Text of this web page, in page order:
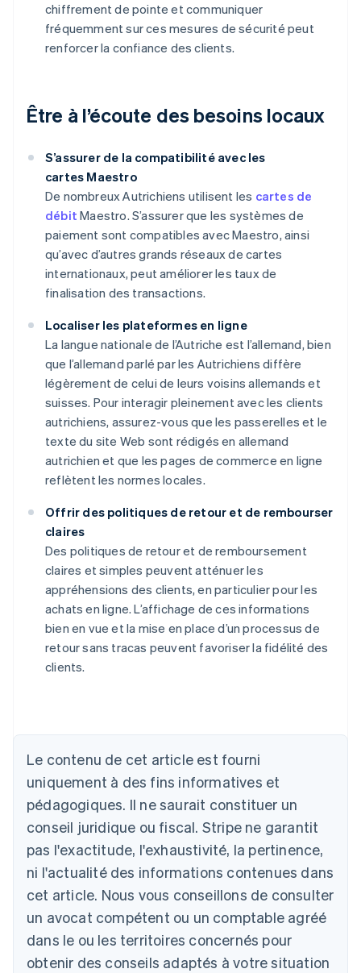
chiffrement de pointe et communiquer
fréquemment sur ces mesures de sécurité peut
renforcer la confiance des clients.
Être à l’écoute des besoins locaux
S’assurer de la compatibilité avec les
cartes Maestro
De nombreux Autrichiens utilisent les cartes de
débit Maestro. S’assurer que les systèmes de
paiement sont compatibles avec Maestro, ainsi
qu’avec d’autres grands réseaux de cartes
internationaux, peut améliorer les taux de
finalisation des transactions.
Localiser les plateformes en ligne
La langue nationale de l’Autriche est l’allemand, bien
que l’allemand parlé par les Autrichiens diffère
légèrement de celui de leurs voisins allemands et
suisses. Pour interagir pleinement avec les clients
autrichiens, assurez-vous que les passerelles et le
texte du site Web sont rédigés en allemand
autrichien et que les pages de commerce en ligne
reflètent les normes locales.
Offrir des politiques de retour et de rembourser
claires
Des politiques de retour et de remboursement
claires et simples peuvent atténuer les
appréhensions des clients, en particulier pour les
achats en ligne. L’affichage de ces informations
bien en vue et la mise en place d’un processus de
retour sans tracas peuvent favoriser la fidélité des
clients.
Le contenu de cet article est fourni
uniquement à des fins informatives et
pédagogiques. Il ne saurait constituer un
conseil juridique ou fiscal. Stripe ne garantit
pas l'exactitude, l'exhaustivité, la pertinence,
ni l'actualité des informations contenues dans
cet article. Nous vous conseillons de consulter
un avocat compétent ou un comptable agréé
dans le ou les territoires concernés pour
obtenir des conseils adaptés à votre situation
Australie
Autriche
DeutschEnglish
Belgique
NederlandsFrançais DeutschEnglish
Brésil
PortuguêsEnglish
English
Canada
English Français
Chine continentale
简体中文English